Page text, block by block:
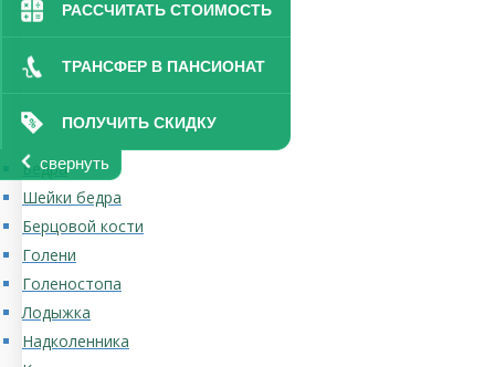
РАССЧИТАТЬ СТОИМОСТЬ
ТРАНСФЕР В ПАНСИОНАТ
ПОЛУЧИТЬ СКИДКУ
свернуть
Бедра
Шейки бедра
Берцовой кости
Голени
Голеностопа
Лодыжка
Надколенника